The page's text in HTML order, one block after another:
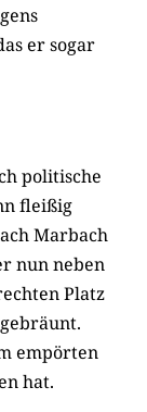
er sogar
politische
fleißig
Marbach
nun neben
Platz
empörten
hat.